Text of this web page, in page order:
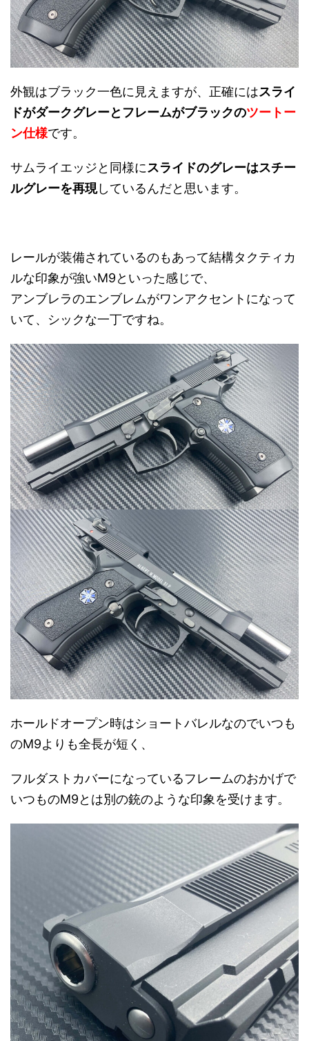
外観はブラック一色に見えますが、正確にはスライ
ドがダークグレーとフレームがブラックのツートー
ン仕様です。
サムライエッジと同様にスライドのグレーはスチー
ルグレーを再現しているんだと思います。
レールが装備されているのもあって結構タクティカ
ルな印象が強いM9といった感じで、
アンブレラのエンブレムがワンアクセントになって
いて、シックな一丁ですね。
ホールドオープン時はショートバレルなのでいつも
のM9よりも全長が短く、
フルダストカバーになっているフレームのおかげで
いつものM9とは別の銃のような印象を受けます。